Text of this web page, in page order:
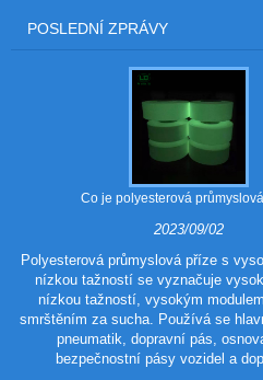
POSLEDNÍ ZPRÁVY
Co je polyesterová
2023/09/02
Polyesterová průmyslová příze s
nízkou tažností se vyznačuje
nízkou tažností, vysokým
smrštěním za sucha. Používá se
pneumatik, dopravní pás,
bezpečnostní pásy vozidel a